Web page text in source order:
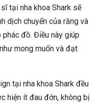
tại nha khoa Shark sẽ
dịch chuyển của răng và
đồ. Điều này giúp
mong muốn và đạt
tại nha khoa Shark đều
hiện ít đau đớn, không bị